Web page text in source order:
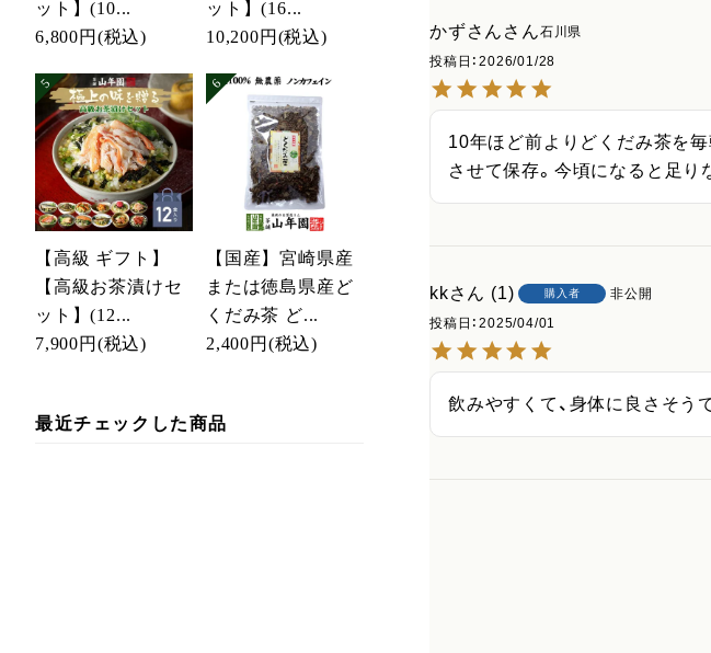
ット】(10...
6,800円 (税込)
ット】(16...
10,200円 (税込)
【高級 ギフト】
【高級お茶漬けセ
ット】(12...
7,900円 (税込)
【国産】宮崎県産
または徳島県産ど
くだみ茶 ど...
2,400円 (税込)
最近チェックした商品
かずさん
石川県
投稿日
2026/01/28
10年ほど前よりどくだみ茶を
させて保存。今頃になると足り
kk 1 購入者
非公開
投稿日
2025/04/01